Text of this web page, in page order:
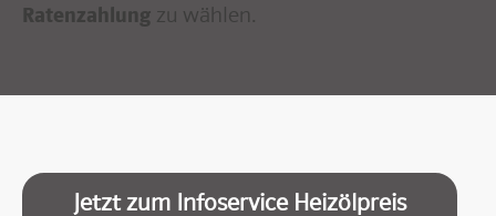
Ratenzahlung zu wählen.
Jetzt zum Infoservice Heizölpreis